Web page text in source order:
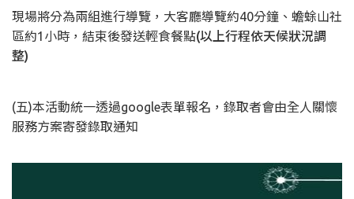
現場將分為兩組進行導覽，大客廳導覽約40分鐘、蟾蜍山社
區約1小時，結束後發送輕食餐點(以上行程依天候狀況調
整)
(五)本活動統一透過google表單報名，錄取者會由全人關懷
服務方案寄發錄取通知